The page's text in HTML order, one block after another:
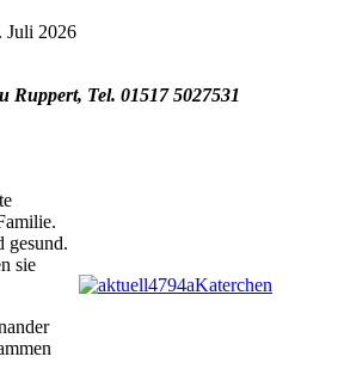
Juli 2026
Ruppert, Tel. 01517 5027531
gesund.
sie